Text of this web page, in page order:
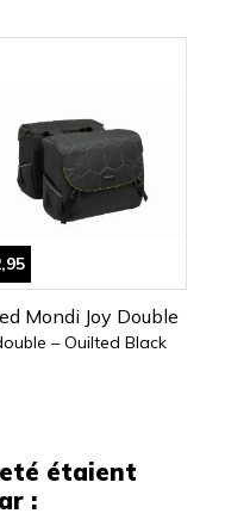
Mondi Joy Double
– Ouilted Black
étaient
: